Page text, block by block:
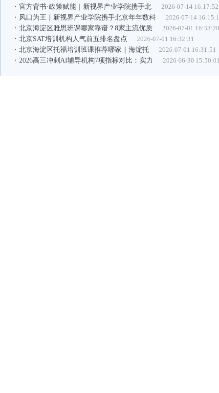
官方背书·政策赋能｜新视界产业学院携手北
2026-07-14 16:17:52
风口为王｜新视界产业学院携手北京年年数科
2026-07-14
北京海淀区雅思班课哪家靠谱？8家主流优质
2026-07-01
北京SAT培训机构人气前五排名盘点
2026-07-01 16:32:31
北京海淀区托福培训班课推荐哪家｜海淀托
2026-07-01 16:31:51
2026高三冲刺AI辅导机构7项指标对比：实力
2026-06-30